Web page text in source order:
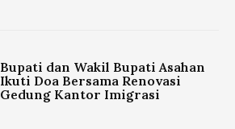
Bupati dan Wakil Bupati Asahan
Ikuti Doa Bersama Renovasi
Gedung Kantor Imigrasi